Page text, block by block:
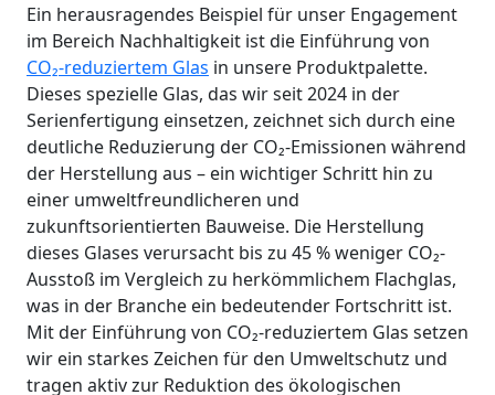
Ein herausragendes Beispiel für unser Engagement
im Bereich Nachhaltigkeit ist die Einführung von
CO₂-reduziertem Glas in unsere Produktpalette.
Dieses spezielle Glas, das wir seit 2024 in der
Serienfertigung einsetzen, zeichnet sich durch eine
deutliche Reduzierung der CO₂-Emissionen während
der Herstellung aus – ein wichtiger Schritt hin zu
einer umweltfreundlicheren und
zukunftsorientierten Bauweise. Die Herstellung
dieses Glases verursacht bis zu 45 % weniger CO₂-
Ausstoß im Vergleich zu herkömmlichem Flachglas,
was in der Branche ein bedeutender Fortschritt ist.
Mit der Einführung von CO₂-reduziertem Glas setzen
wir ein starkes Zeichen für den Umweltschutz und
tragen aktiv zur Reduktion des ökologischen